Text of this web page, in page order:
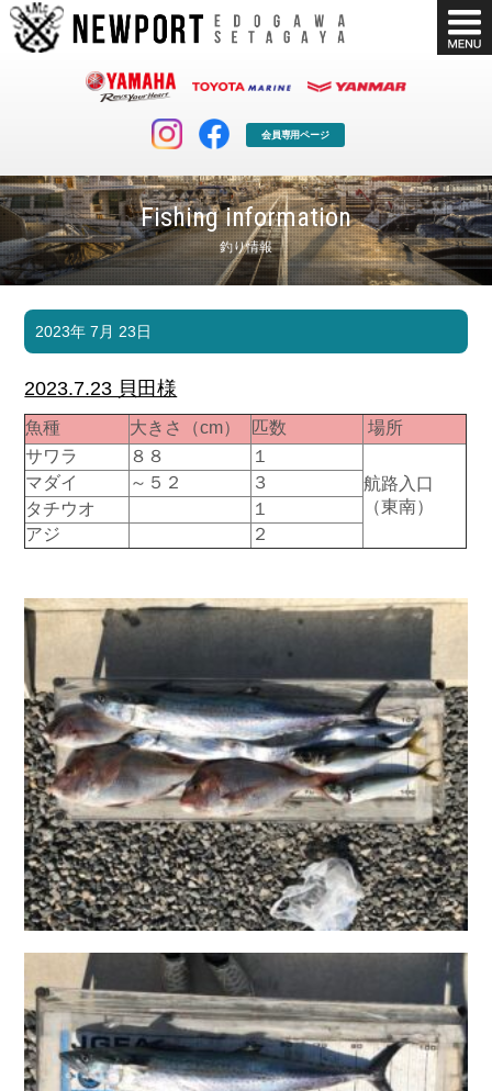
会員専用ページ
Fishing information
釣り情報
マリンクラブ
マリンライフを堪能したい！
ボート販売
ボート免許
長年の実績と信頼！
店舗情報
Shop Info.
公式ブログ
Blog
お問い合わせ 会社概要
Recruit Link
2023年 7月 23日
2023.7.23 貝田様
魚種 大きさ（cm） 匹数
場所
サワラ
８８
１
航路入口
（東南）
マダイ ～５２
３
タチウオ
１
アジ
２